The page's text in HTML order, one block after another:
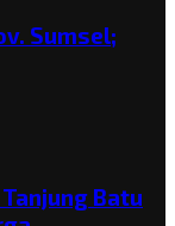
Sumsel;
Batu